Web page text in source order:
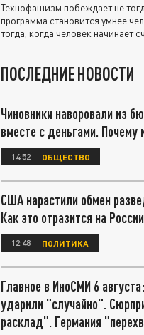
Технофашизм побеждает не
программа становится умнее
тогда, когда человек начинает
ПОСЛЕДНИЕ НОВОСТИ
Чиновники наворовали из
вместе с деньгами. Почему
14:52 ОБЩЕСТВО
США нарастили обмен
Как это отразится на
12:48 ПОЛИТИКА
Главное в ИноСМИ 6
ударили "случайно".
расклад". Германия